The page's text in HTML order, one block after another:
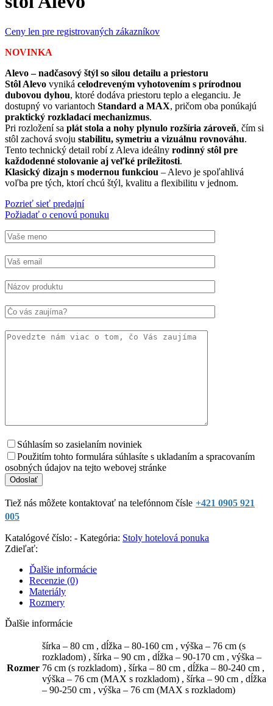
Ceny len pre registrovaných zákazníkov
NOVINKA
Alevo – nadčasový štýl so silou detailu a priestoru
Stôl Alevo vyniká celodreveným vyhotovením s prírodnou
dubovou dyhou, ktoré dodáva priestoru teplo a eleganciu. Je
dostupný vo variantoch Standard a MAX, pričom oba ponúkajú
praktický rozkladací mechanizmus.
Pri rozložení sa plát stola a nohy plynulo rozšíria zároveň, čím si
stôl zachová svoju stabilitu, symetriu a vizuálnu rovnováhu.
Tento technický detail robí z Aleva ideálny rodinný stôl pre
každodenné stolovanie aj veľké príležitosti.
Klasický dizajn s modernou funkciou – Alevo je spoľahlivá
voľba pre tých, ktorí chcú štýl, kvalitu a flexibilitu v jednom.
Pozrieť sieť predajní
Požiadať o cenovú ponuku
Súhlasím so zasielaním noviniek
Použitím tohto formulára súhlasíte s ukladaním a spracovaním
osobných údajov na tejto webovej stránke
Tiež nás môžete kontaktovať na telefónnom čísle +421 0905 921
005
Katalógové číslo: - Kategória: Stoly hotelová ponuka
Zdieľať:
Ďalšie informácie
Recenzie (0)
Materiály
Rozmery
Ďalšie informácie
Rozmer
šírka – 80 cm , dĺžka – 80-160 cm , výška – 76 cm (s
rozkladom) , šírka – 90 cm , dĺžka – 90-170 cm , výška –
76 cm (s rozkladom) , šírka – 80 cm , dĺžka – 80-240 cm ,
výška – 76 cm (MAX s rozkladom) , šírka – 90 cm , dĺžka
– 90-250 cm , výška – 76 cm (MAX s rozkladom)